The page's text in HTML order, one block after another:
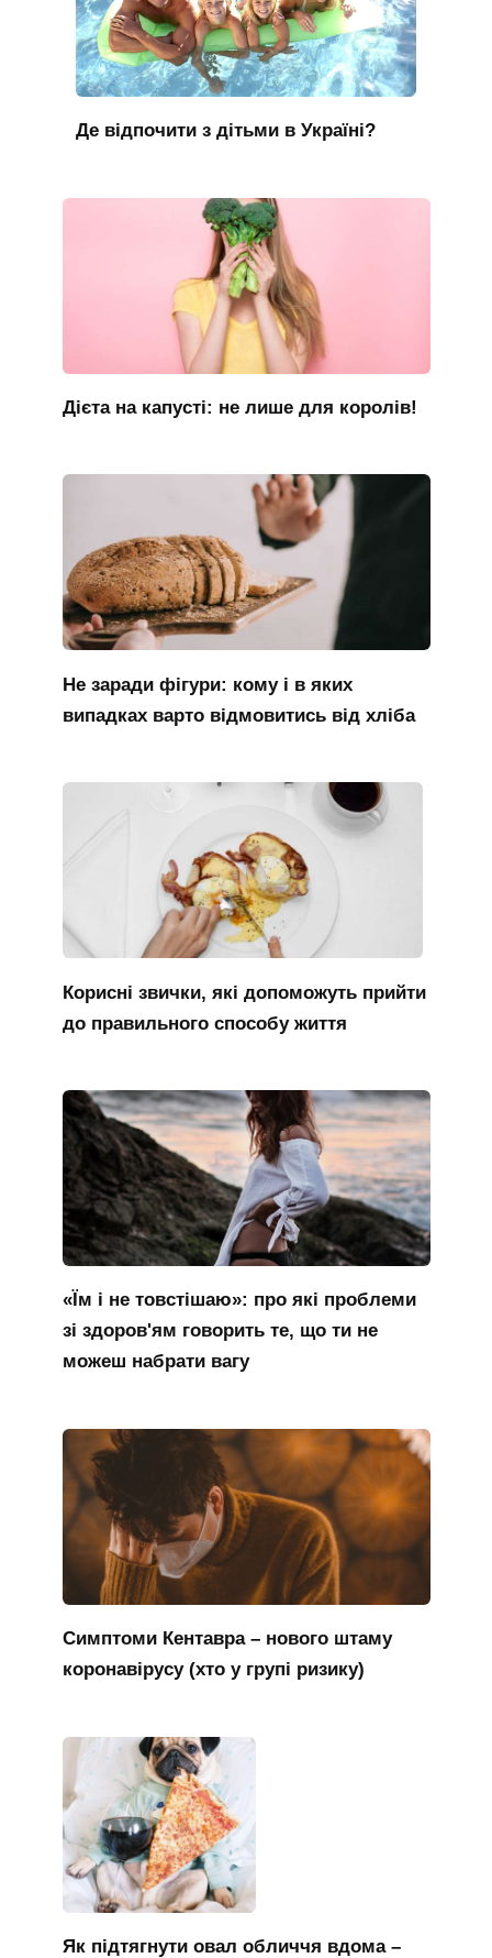
Де відпочити з дітьми в Україні?
Дієта на капусті: не лише для королів!
Не заради фігури: кому і в яких
випадках варто відмовитись від хліба
Корисні звички, які допоможуть прийти
до правильного способу життя
«Їм і не товстішаю»: про які проблеми
зі здоров'ям говорить те, що ти не
можеш набрати вагу
Симптоми Кентавра – нового штаму
коронавірусу (хто у групі ризику)
Як підтягнути овал обличчя вдома –